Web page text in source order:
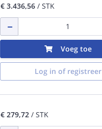
€ 3.436,56/ STK
Voeg toe
Log in of registreer
€ 279,72/ STK